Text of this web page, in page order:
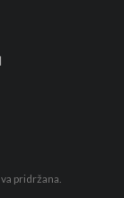
pridržana.